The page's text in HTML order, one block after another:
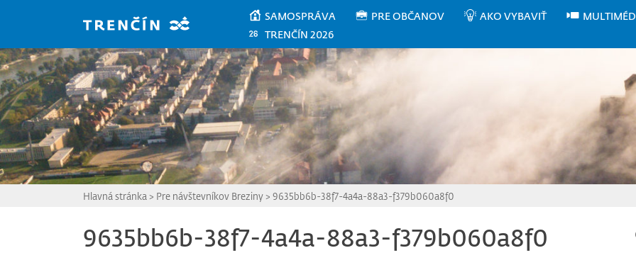
SAMOSPRÁVA PRE OBČANOV AKO VYBAVIŤ
TRENČÍN 2026
Hlavná stránka > Pre návštevníkov Breziny> 9635bb6b-38f7-4a4a-88a3-f379b060a8f0
9635bb6b-38f7-4a4a-88a3-f379b060a8f0